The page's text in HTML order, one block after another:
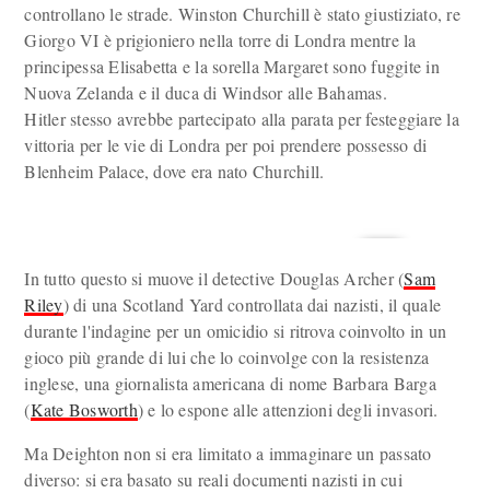
controllano le strade. Winston Churchill è stato giustiziato, re
Giorgo VI è prigioniero nella torre di Londra mentre la
principessa Elisabetta e la sorella Margaret sono fuggite in
Nuova Zelanda e il duca di Windsor alle Bahamas.
Hitler stesso avrebbe partecipato alla parata per festeggiare la
vittoria per le vie di Londra per poi prendere possesso di
Blenheim Palace, dove era nato Churchill.
In tutto questo si muove il detective Douglas Archer (Sam
Riley) di una Scotland Yard controllata dai nazisti, il quale
durante l'indagine per un omicidio si ritrova coinvolto in un
gioco più grande di lui che lo coinvolge con la resistenza
inglese, una giornalista americana di nome Barbara Barga
(Kate Bosworth) e lo espone alle attenzioni degli invasori.
Ma Deighton non si era limitato a immaginare un passato
diverso: si era basato su reali documenti nazisti in cui